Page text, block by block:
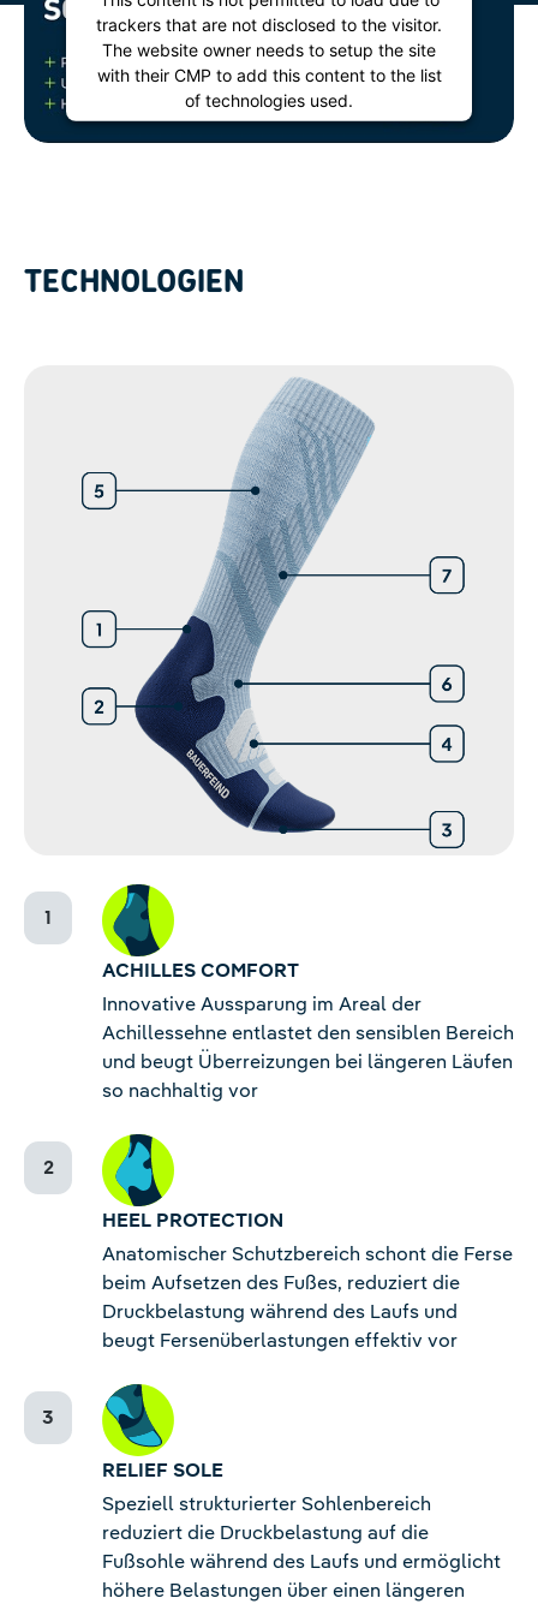
trackers that are not disclosed to the visitor.
The website owner needs to setup the site
with their CMP to add this content to the list
of technologies used.
Powered byUsercentrics Consent
TECHNOLOGIEN
ACHILLES COMFORT
Innovative Aussparung im Areal der
Achillessehne entlastet den sensiblen Bereich
und beugt Überreizungen bei längeren Läufen
so nachhaltig vor
HEEL PROTECTION
Anatomischer Schutzbereich schont die Ferse
beim Aufsetzen des Fußes, reduziert die
Druckbelastung während des Laufs und
beugt Fersenüberlastungen effektiv vor
RELIEF SOLE
Speziell strukturierter Sohlenbereich
reduziert die Druckbelastung auf die
Fußsohle während des Laufs und ermöglicht
höhere Belastungen über einen längeren